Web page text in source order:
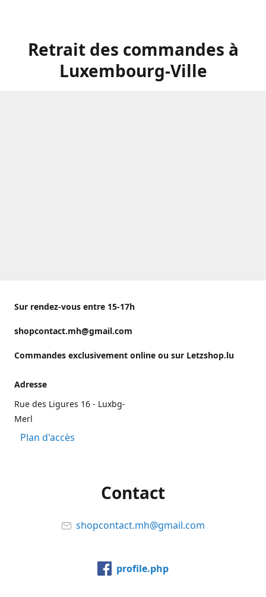
Retrait des commandes à
Luxembourg-Ville
Sur rendez-vous entre 15-17h
shopcontact.mh@gmail.com
Commandes exclusivement online ou sur Letzshop.lu
Adresse
Rue des Ligures 16 - Luxbg-
Merl
Plan d'accès
Contact
shopcontact.mh@gmail.com
profile.php